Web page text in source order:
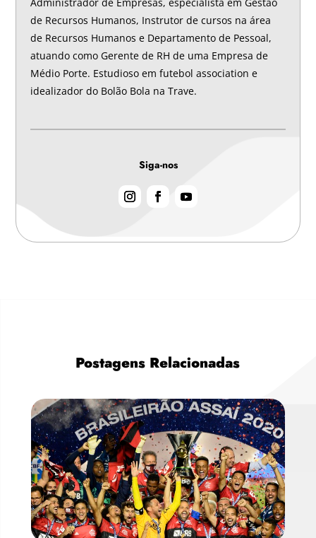
de Recursos Humanos, Instrutor de cursos na área
de Recursos Humanos e Departamento de Pessoal,
atuando como Gerente de RH de uma Empresa de
Médio Porte. Estudioso em futebol association e
idealizador do Bolão Bola na Trave.
Siga-nos
Postagens Relacionadas